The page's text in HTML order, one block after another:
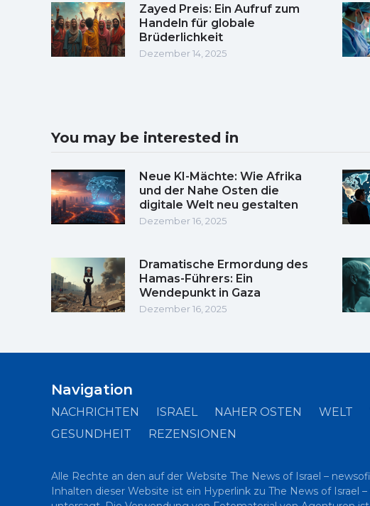
Zayed Preis: Ein Aufruf zum
Handeln für globale
Brüderlichkeit
Dezember 14, 2025
You may be interested in
Neue KI-Mächte: Wie Afrika
und der Nahe Osten die
digitale Welt neu gestalten
Dezember 16, 2025
Dramatische Ermordung des
Hamas-Führers: Ein
Wendepunkt in Gaza
Dezember 16, 2025
Navigation
NACHRICHTEN ISRAEL NAHER OSTEN WELT
GESUNDHEIT
REZENSIONEN
Alle Rechte an den auf der Website The News of Israel –
Inhalten dieser Website ist ein Hyperlink zu The News of